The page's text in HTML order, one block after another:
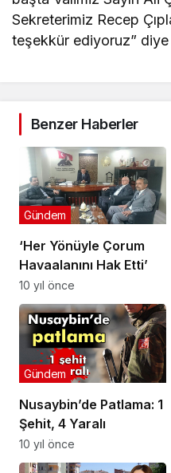
Sekreterimiz Recep
teşekkür ediyoruz”
Benzer Haberler
‘Her Yönüyle Çorum
Havaalanını Hak Etti’
Gündem
10 yıl önce
Nusaybin’de Patlama: 1
Şehit, 4 Yaralı
Gündem
10 yıl önce